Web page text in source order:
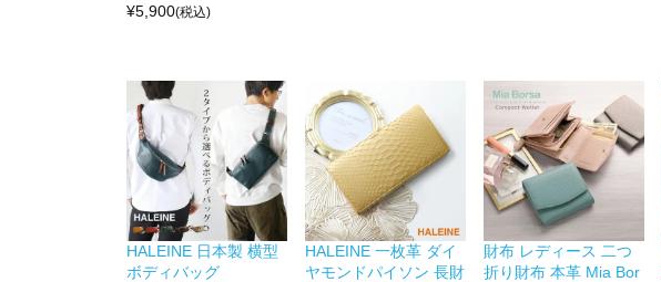
¥5,900(税込)
HALEINE 日本製 横型
ボディバッグ
HALEINE 一枚革 ダイ
ヤモンドパイソン 長財
財布 レディース 二つ
折り財布 本革 Mia Bor